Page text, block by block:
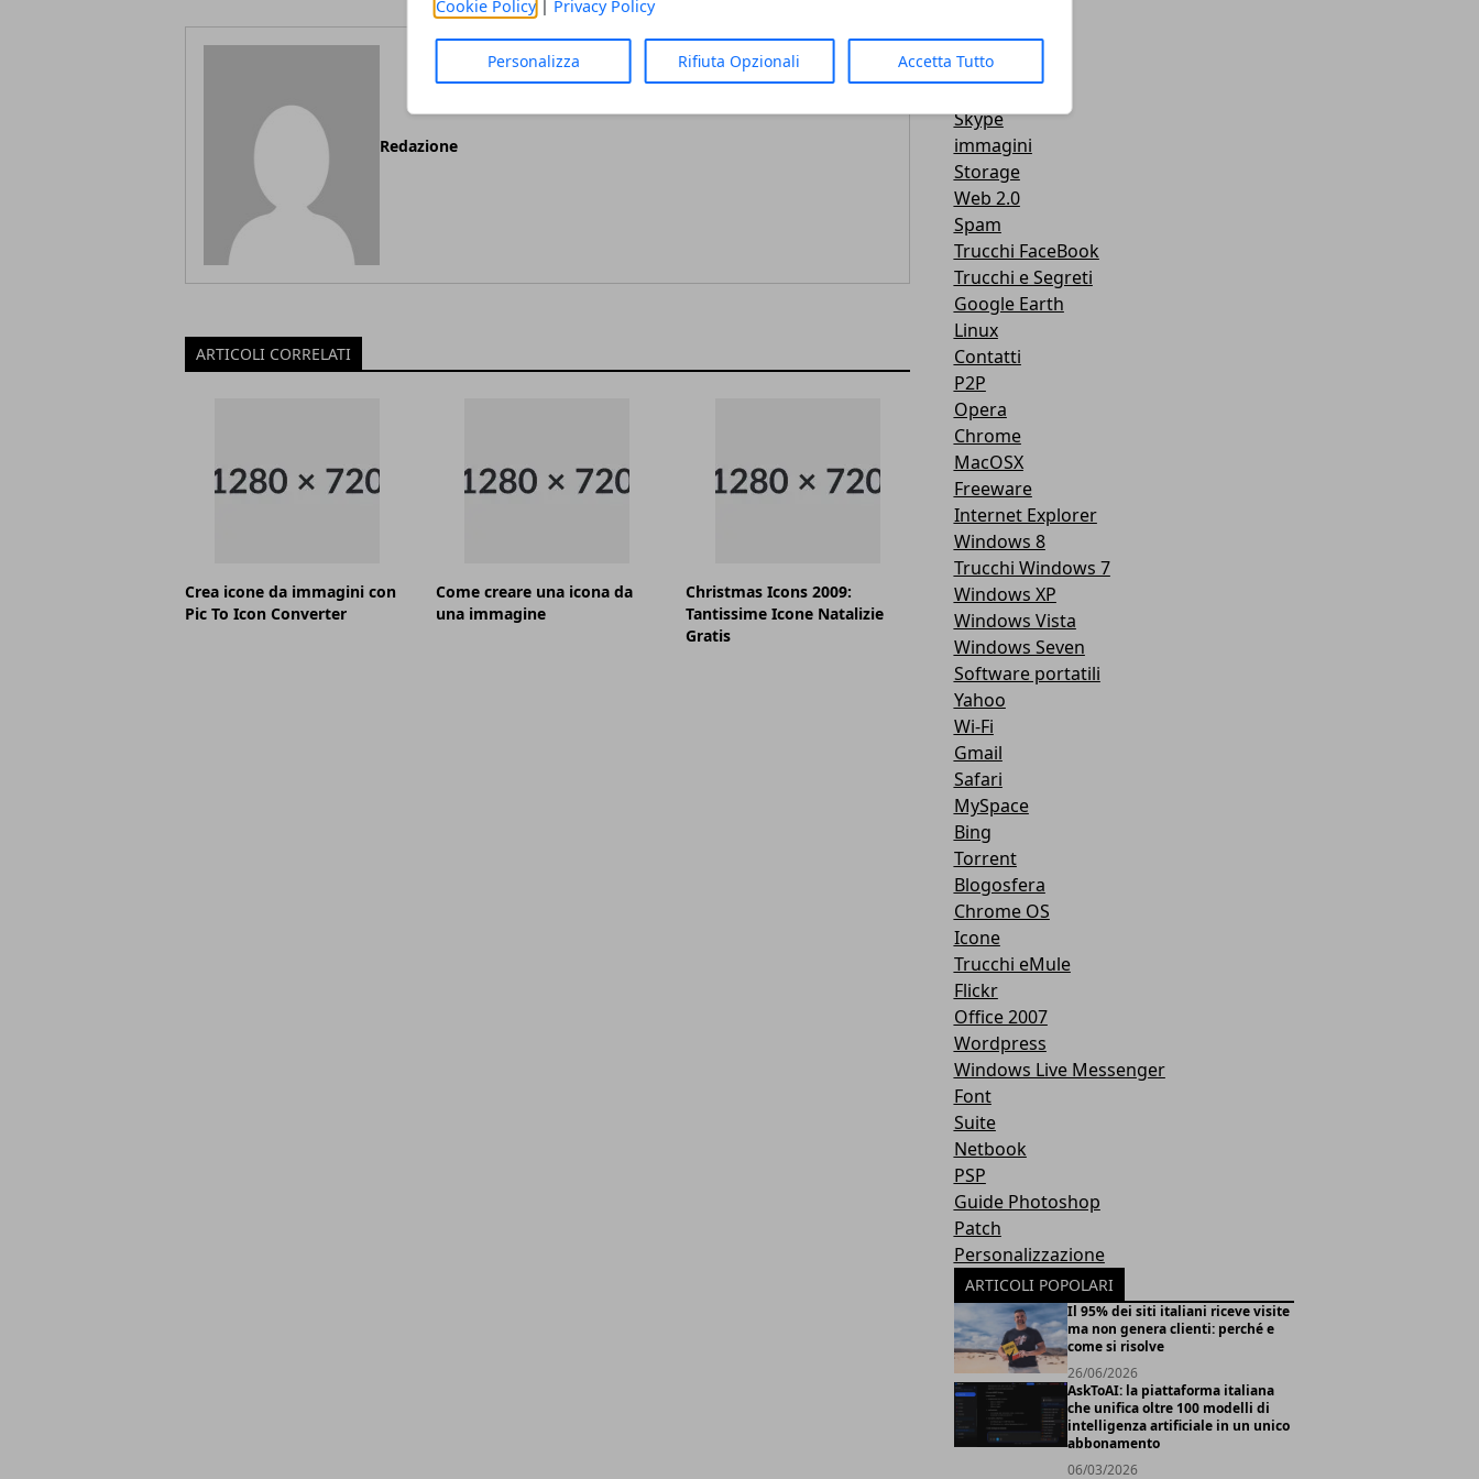
Cookie Policy| Privacy Policy
Personalizza Rifiuta Opzionali Accetta Tutto
Redazione
ARTICOLI CORRELATI
Crea icone da immagini con
Pic To Icon Converter
Come creare una icona da
una immagine
Christmas Icons 2009:
Tantissime Icone Natalizie
Gratis
3D
Messenger
Skype
immagini
Storage
Web 2.0
Spam
Trucchi FaceBook
Trucchi e Segreti
Google Earth
Linux
Contatti
P2P
Opera
Chrome
MacOSX
Freeware
Internet Explorer
Windows 8
Trucchi Windows 7
Windows XP
Windows Vista
Windows Seven
Software portatili
Yahoo
Wi-Fi
Gmail
Safari
MySpace
Bing
Torrent
Blogosfera
Chrome OS
Icone
Trucchi eMule
Flickr
Office 2007
Wordpress
Windows Live Messenger
Font
Suite
Netbook
PSP
Guide Photoshop
Patch
Personalizzazione
ARTICOLI POPOLARI
Il 95% dei siti italiani riceve visite
ma non genera clienti: perché e
come si risolve
26/06/2026
AskToAI: la piattaforma italiana
che unifica oltre 100 modelli di
intelligenza artificiale in un unico
abbonamento
06/03/2026